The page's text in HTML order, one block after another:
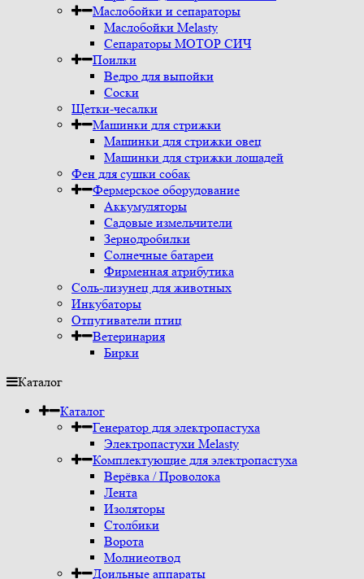
Маслобойки и сепараторы
Маслобойки Melasty
Сепараторы МОТОР СИЧ
Поилки
Ведро для выпойки
Соски
Щетки-чесалки
Машинки для стрижки
Машинки для стрижки овец
Машинки для стрижки лошадей
Фен для сушки собак
Фермерское оборудование
Аккумуляторы
Садовые измельчители
Зернодробилки
Солнечные батареи
Фирменная атрибутика
Соль-лизунец для животных
Инкубаторы
Отпугиватели птиц
Ветеринария
Бирки
Каталог
Каталог
Генератор для электропастуха
Электропастухи Melasty
Комплектующие для электропастуха
Верёвка / Проволока
Лента
Изоляторы
Столбики
Ворота
Молниеотвод
Доильные аппараты